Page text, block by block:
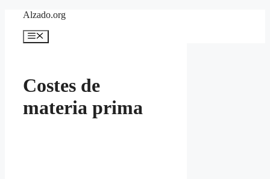
content
Alzado.org
Menu
Costes de
materia prima